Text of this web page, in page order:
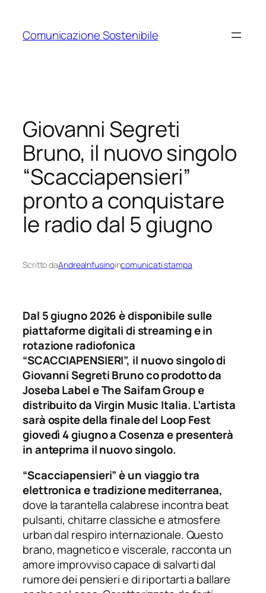
contenuto
Comunicazione Sostenibile
Giovanni Segreti
Bruno, il nuovo singolo
“Scacciapensieri”
pronto a conquistare
le radio dal 5 giugno
Scritto daAndreaInfusinoincomunicati stampa
Dal 5 giugno 2026 è disponibile sulle
piattaforme digitali di streaming e in
rotazione radiofonica
“SCACCIAPENSIERI”, il nuovo singolo di
Giovanni Segreti Bruno co prodotto da
Joseba Label eThe Saifam Group e
distribuito da Virgin Music Italia. L’artista
sarà ospite della finale del Loop Fest
giovedì 4 giugno a Cosenza e presenterà
in anteprima il nuovo singolo.
“Scacciapensieri” è un viaggio tra
elettronica e tradizione mediterranea,
dove la tarantella calabrese incontra beat
pulsanti, chitarre classiche e atmosfere
urban dal respiro internazionale. Questo
brano, magnetico e viscerale, racconta un
amore improvviso capace di salvarti dal
rumore dei pensieri e di riportarti a ballare